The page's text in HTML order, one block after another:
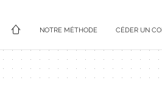
NOTRE MÉTHODE CÉDER UN